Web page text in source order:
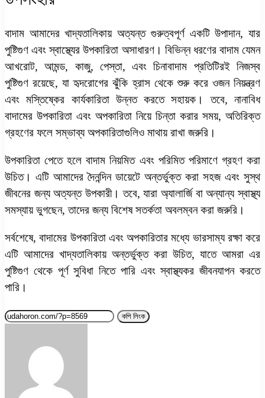
বাদাম আমাদের খাদ্যতালিকায় অত্যন্ত গুরুত্বপূর্ণ একটি উপাদান, যার
পুষ্টিগুণ এবং স্বাস্থ্যের উপকারিতা অসাধারণ। বিভিন্ন ধরণের বাদাম যেমন
আখরোট, আমন্ড, কাজু, পেস্তা, এবং চিনাবাদাম প্রতিটিরই নিজস্ব
পুষ্টিগুণ রয়েছে, যা হৃদরোগের ঝুঁকি হ্রাস থেকে শুরু করে ওজন নিয়ন্ত্রণ
এবং মস্তিষ্কের কার্যকারিতা উন্নত করতে সহায়ক। তবে, নানাবিধ
বাদামের উপকারিতা এবং অপকারিতা নিয়ে চিন্তা করার সময়, অতিরিক্ত
গ্রহণের ফলে সম্ভাব্য অপকারিতাগুলিও মাথায় রাখা জরুরি।
উপকারিতা পেতে হলে বাদাম নিয়মিত এবং পরিমিত পরিমাণে গ্রহণ করা
উচিত। এটি আমাদের দৈনন্দিন ডায়েটে অন্তর্ভুক্ত করা সহজ এবং সুস্থ
জীবনের জন্য অত্যন্ত উপকারী। তবে, যারা অ্যালার্জি বা অন্যান্য স্বাস্থ্য
সমস্যায় ভুগছেন, তাদের জন্য বিশেষ সতর্কতা অবলম্বন করা জরুরি।
সর্বশেষে, বাদামের উপকারিতা এবং অপকারিতার মধ্যে ভারসাম্য রক্ষা করে
এটি আমাদের খাদ্যতালিকায় অন্তর্ভুক্ত করা উচিত, যাতে আমরা এর
পুষ্টিগুণ থেকে পূর্ণ সুবিধা নিতে পারি এবং স্বাস্থ্যকর জীবনযাপন করতে
পারি।
কপি লিংক